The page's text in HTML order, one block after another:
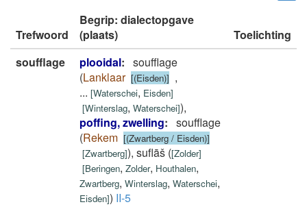
Trefwoord
Begrip: dialectopgave
(plaats)
Toelichting
soufflage
plooidal: soufflage
(Lanklaar [(Eisden)] ,
... [Waterschei, Eisden]
[Winterslag, Waterschei]),
poffing, zwelling: soufflage
(Rekem [(Zwartberg / Eisden)]
[Zwartberg]), suflāš ([Zolder]
[Beringen, Zolder, Houthalen,
Zwartberg, Winterslag, Waterschei,
Eisden]) II-5